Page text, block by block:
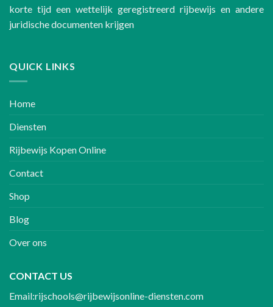
korte tijd een wettelijk geregistreerd rijbewijs en andere
juridische documenten krijgen
QUICK LINKS
Home
Diensten
Rijbewijs Kopen Online
Contact
Shop
Blog
Over ons
CONTACT US
Email:rijschools@rijbewijsonline-diensten.com